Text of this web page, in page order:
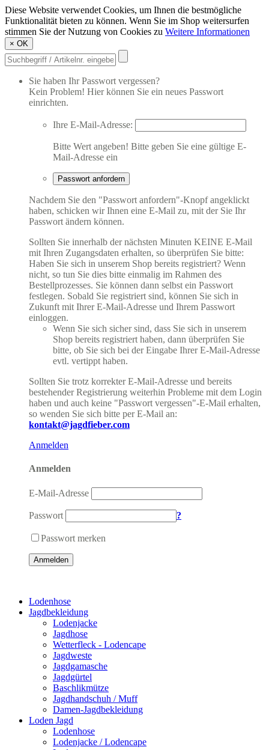
Diese Website verwendet Cookies, um Ihnen die bestmögliche
Funktionalität bieten zu können. Wenn Sie im Shop weitersurfen
stimmen Sie der Nutzung von Cookies zu Weitere Informationen
× OK
Sie haben Ihr Passwort vergessen?
Kein Problem! Hier können Sie ein neues Passwort
einrichten.
Ihre E-Mail-Adresse:
Bitte Wert angeben! Bitte geben Sie eine gültige E-
Mail-Adresse ein
Passwort anfordern
Nachdem Sie den "Passwort anfordern"-Knopf angeklickt
haben, schicken wir Ihnen eine E-Mail zu, mit der Sie Ihr
Passwort ändern können.
Sollten Sie innerhalb der nächsten Minuten KEINE E-Mail
mit Ihren Zugangsdaten erhalten, so überprüfen Sie bitte:
Haben Sie sich in unserem Shop bereits registriert? Wenn
nicht, so tun Sie dies bitte einmalig im Rahmen des
Bestellprozesses. Sie können dann selbst ein Passwort
festlegen. Sobald Sie registriert sind, können Sie sich in
Zukunft mit Ihrer E-Mail-Adresse und Ihrem Passwort
einloggen.
Wenn Sie sich sicher sind, dass Sie sich in unserem
Shop bereits registriert haben, dann überprüfen Sie
bitte, ob Sie sich bei der Eingabe Ihrer E-Mail-Adresse
evtl. vertippt haben.
Sollten Sie trotz korrekter E-Mail-Adresse und bereits
bestehender Registrierung weiterhin Probleme mit dem Login
haben und auch keine "Passwort vergessen"-E-Mail erhalten,
so wenden Sie sich bitte per E-Mail an:
kontakt@jagdfieber.com
Anmelden
Anmelden
E-Mail-Adresse
Passwort ?
Passwort merken
Anmelden
Lodenhose
Jagdbekleidung
Lodenjacke
Jagdhose
Wetterfleck - Lodencape
Jagdweste
Jagdgamasche
Jagdgürtel
Baschlikmütze
Jagdhandschuh / Muff
Damen-Jagdbekleidung
Loden Jagd
Lodenhose
Lodenjacke / Lodencape